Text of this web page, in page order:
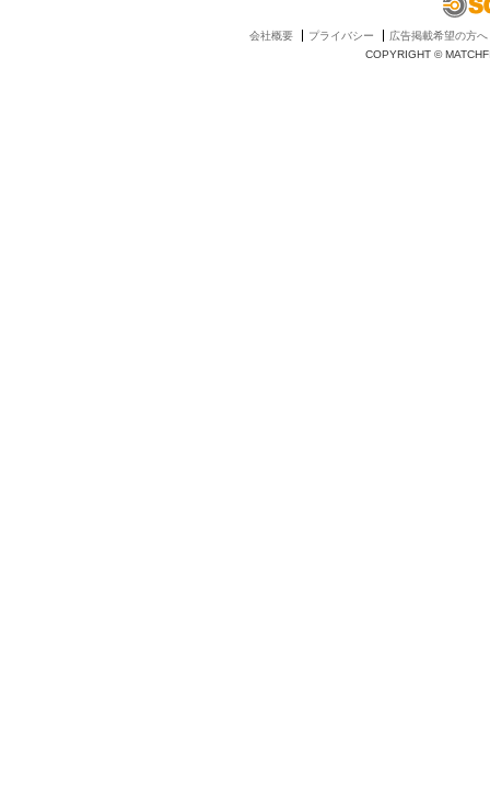
会社概要 プライバシー
広告掲載希望の方へ
COPYRIGHT ©